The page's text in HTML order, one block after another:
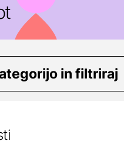
in filtriraj